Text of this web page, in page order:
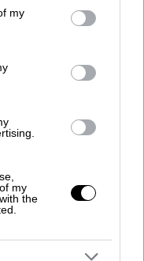
You may click to
third-party tags to
in below Google
my
my
the
μέσο
μπορεί να
λέει στον
του
με την
αφορά τις